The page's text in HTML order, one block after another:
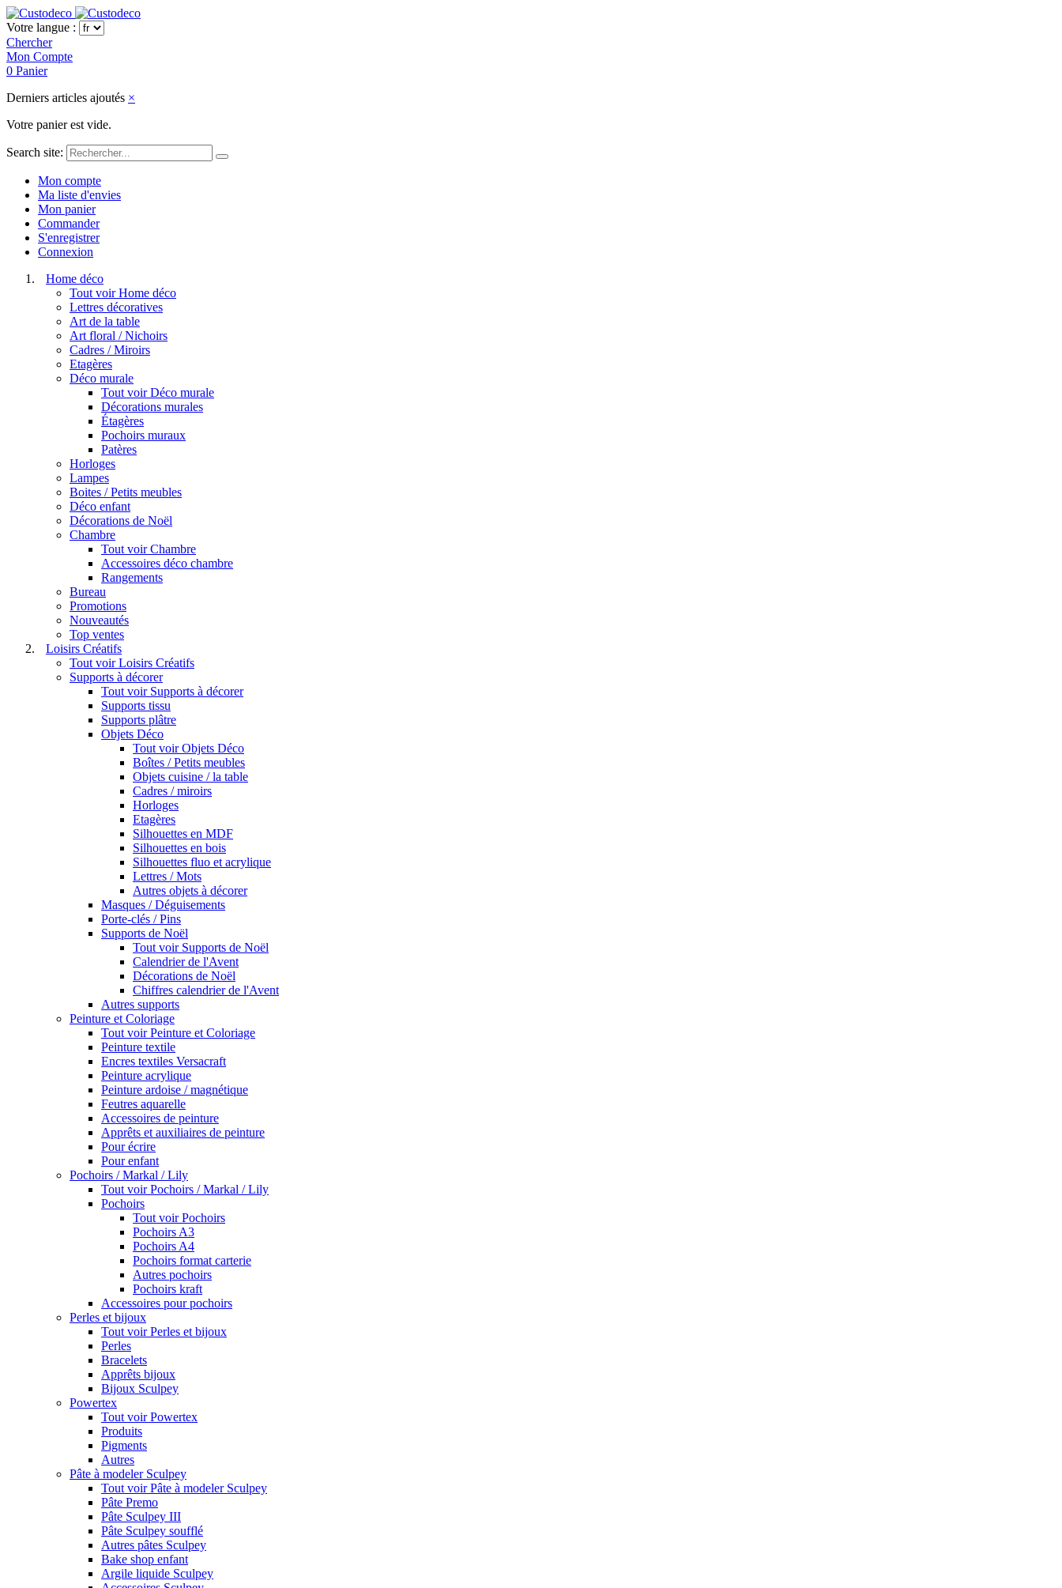
Votre langue :
Chercher
Mon Compte
0 Panier
Derniers articles ajoutés ×
Votre panier est vide.
Search site:
Mon compte
Ma liste d'envies
Mon panier
Commander
S'enregistrer
Connexion
Home déco
Tout voir Home déco
Lettres décoratives
Art de la table
Art floral / Nichoirs
Cadres / Miroirs
Etagères
Déco murale
Tout voir Déco murale
Décorations murales
Étagères
Pochoirs muraux
Patères
Horloges
Lampes
Boites / Petits meubles
Déco enfant
Décorations de Noël
Chambre
Tout voir Chambre
Accessoires déco chambre
Rangements
Bureau
Promotions
Nouveautés
Top ventes
Loisirs Créatifs
Tout voir Loisirs Créatifs
Supports à décorer
Tout voir Supports à décorer
Supports tissu
Supports plâtre
Objets Déco
Tout voir Objets Déco
Boîtes / Petits meubles
Objets cuisine / la table
Cadres / miroirs
Horloges
Etagères
Silhouettes en MDF
Silhouettes en bois
Silhouettes fluo et acrylique
Lettres / Mots
Autres objets à décorer
Masques / Déguisements
Porte-clés / Pins
Supports de Noël
Tout voir Supports de Noël
Calendrier de l'Avent
Décorations de Noël
Chiffres calendrier de l'Avent
Autres supports
Peinture et Coloriage
Tout voir Peinture et Coloriage
Peinture textile
Encres textiles Versacraft
Peinture acrylique
Peinture ardoise / magnétique
Feutres aquarelle
Accessoires de peinture
Apprêts et auxiliaires de peinture
Pour écrire
Pour enfant
Pochoirs / Markal / Lily
Tout voir Pochoirs / Markal / Lily
Pochoirs
Tout voir Pochoirs
Pochoirs A3
Pochoirs A4
Pochoirs format carterie
Autres pochoirs
Pochoirs kraft
Accessoires pour pochoirs
Perles et bijoux
Tout voir Perles et bijoux
Perles
Bracelets
Apprêts bijoux
Bijoux Sculpey
Powertex
Tout voir Powertex
Produits
Pigments
Autres
Pâte à modeler Sculpey
Tout voir Pâte à modeler Sculpey
Pâte Premo
Pâte Sculpey III
Pâte Sculpey soufflé
Autres pâtes Sculpey
Bake shop enfant
Argile liquide Sculpey